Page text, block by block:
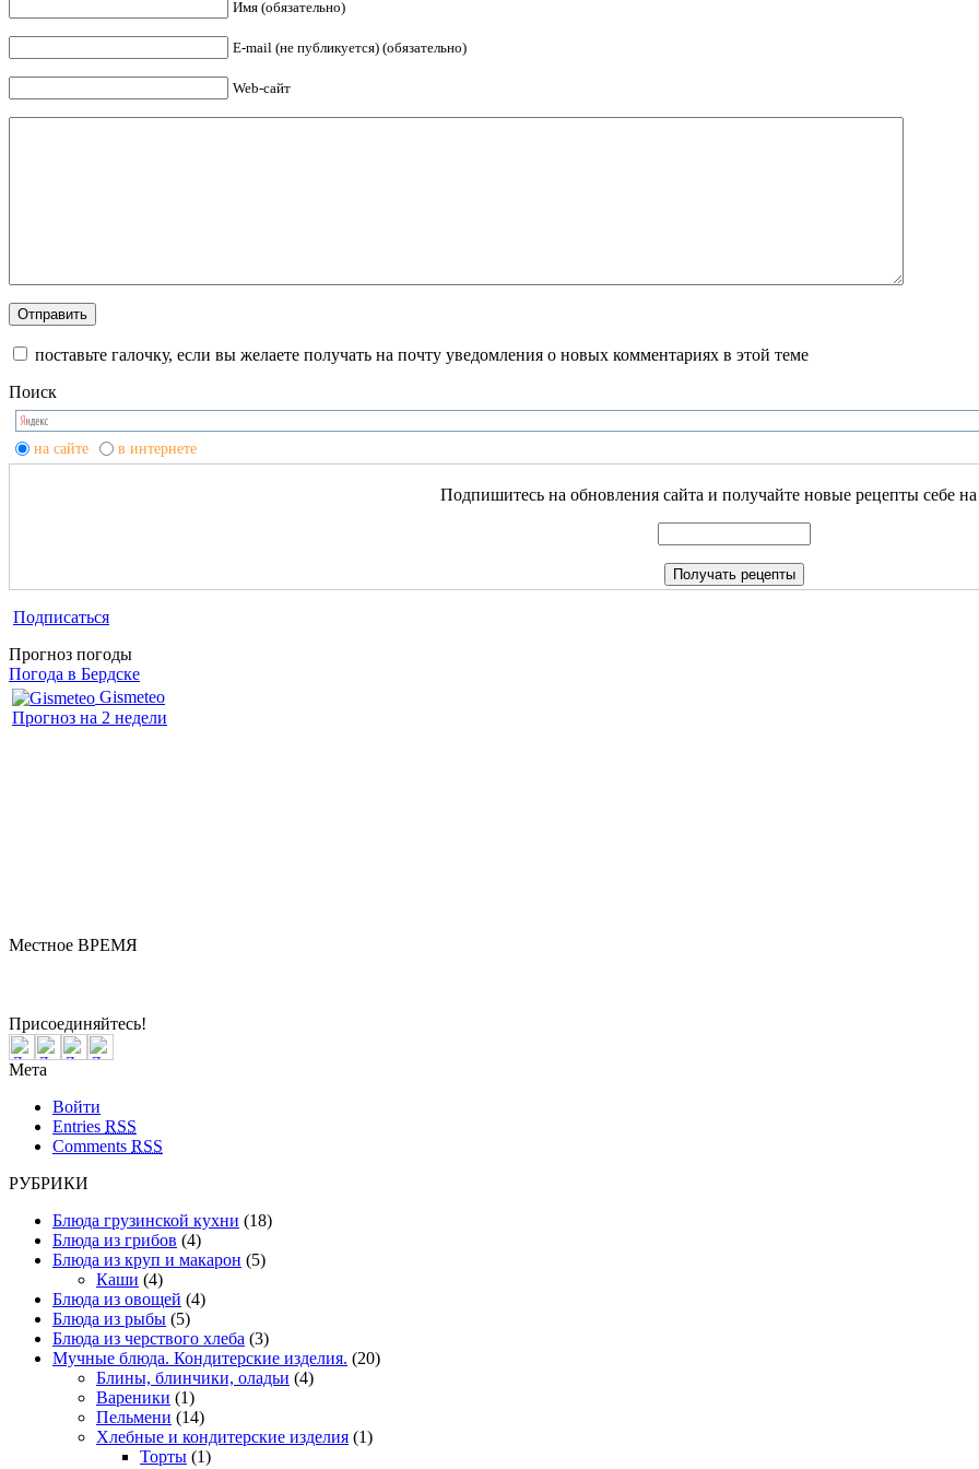
Имя (обязательно)
E-mail (не публикуется) (обязательно)
Web-сайт
поставьте галочку, если вы желаете получать на почту уведомления о новых комментариях в этой теме
Поиск
на сайте в интернете
Подпишитесь на обновления сайта и получайте новые рецепты себе
Подписаться
Прогноз погоды
Погода в Бердске
Gismeteo
Прогноз на 2 недели
Местное ВРЕМЯ
Присоединяйтесь!
Мета
Войти
Entries RSS
Comments RSS
РУБРИКИ
Блюда грузинской кухни (18)
Блюда из грибов (4)
Блюда из круп и макарон (5)
Каши (4)
Блюда из овощей (4)
Блюда из рыбы (5)
Блюда из черствого хлеба (3)
Мучные блюда. Кондитерские изделия. (20)
Блины, блинчики, оладьи (4)
Вареники (1)
Пельмени (14)
Хлебные и кондитерские изделия (1)
Торты (1)